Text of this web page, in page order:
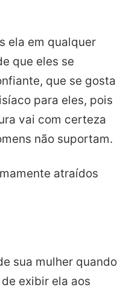
ela em qualquer
que eles se
que se gosta
para eles, pois
vai com certeza
não suportam.
atraídos
sua mulher quando
exibir ela aos